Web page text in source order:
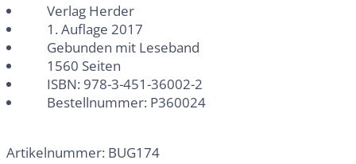
Verlag Herder
1. Auflage 2017
Gebunden mit Leseband
1560 Seiten
ISBN: 978-3-451-36002-2
Bestellnummer: P360024
Artikelnummer: BUG174